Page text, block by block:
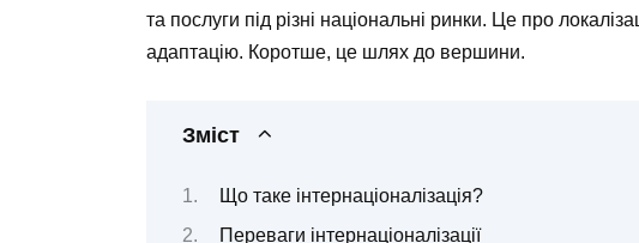
та послуги під різні національні ринки. Це про
адаптацію. Коротше, це шлях до вершини.
Зміст
Що таке інтернаціоналізація?
Переваги інтернаціоналізації